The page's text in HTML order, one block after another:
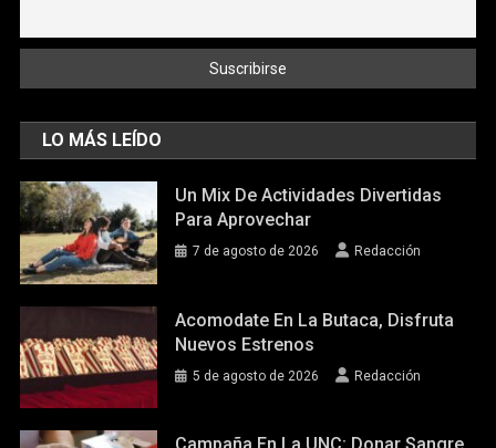
LO MÁS LEÍDO
Un Mix De Actividades Divertidas
Para Aprovechar
7 de agosto de 2026 Redacción
Acomodate En La Butaca, Disfruta
Nuevos Estrenos
5 de agosto de 2026 Redacción